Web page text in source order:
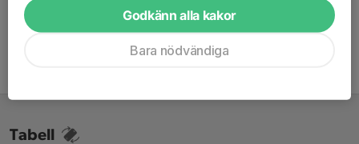
Inget referat skrivet
Tabell
Godkänn alla kakor
Bara nödvändiga